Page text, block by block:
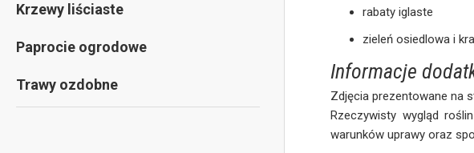
Krzewy liściaste
Paprocie ogrodowe
Trawy ozdobne
rabaty iglaste
zieleń osiedlowa i
Informacje
Zdjęcia prezentowane na
Rzeczywisty wygląd
warunków uprawy oraz